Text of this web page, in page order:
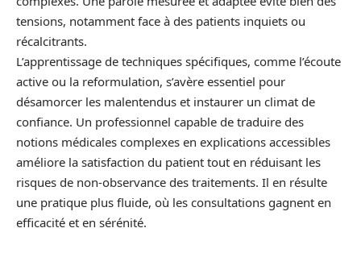
tensions, notamment face à des patients inquiets ou
récalcitrants.
L’apprentissage de techniques spécifiques, comme l’écoute
active ou la reformulation, s’avère essentiel pour
désamorcer les malentendus et instaurer un climat de
confiance. Un professionnel capable de traduire des
notions médicales complexes en explications accessibles
améliore la satisfaction du patient tout en réduisant les
risques de non-observance des traitements. Il en résulte
une pratique plus fluide, où les consultations gagnent en
efficacité et en sérénité.